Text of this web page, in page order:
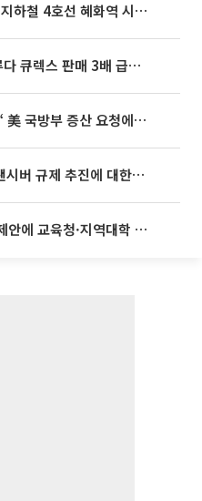
전장연, 오늘(10일) 서울 지하철 4호선 혜화역 시위…1호선 용산역 무정차
대신證 “알테오젠, 키트루다 큐렉스 판매 3배 급증…목표가 41만원 상향”
[특징주] “탄약 부족하다“ 美 국방부 증산 요청에⋯국내 방산주 급등세
[특징주] 美 중국산 광트랜시버 규제 추진에 대한광통신 등 광통신株 강세
지역대학 서·논술형 입시 연계 '착수'